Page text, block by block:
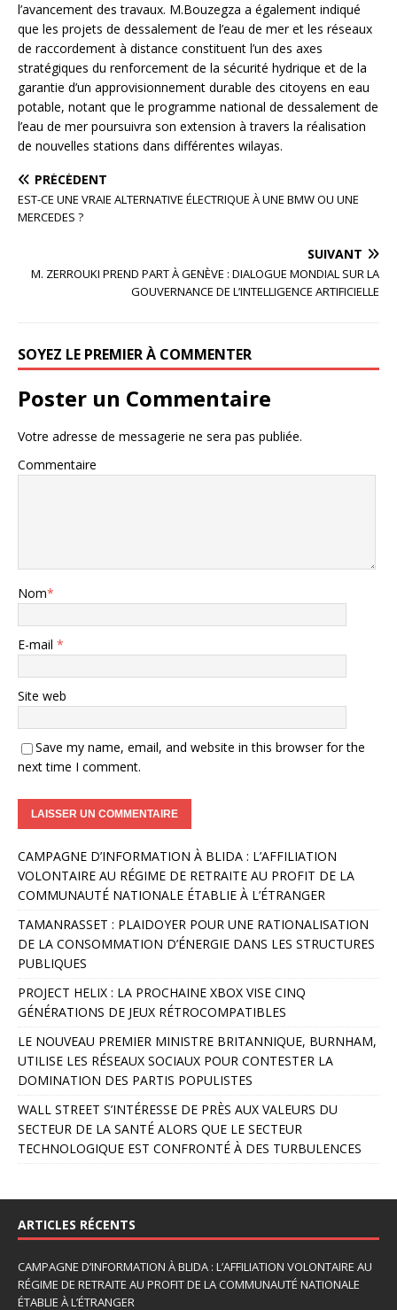
l’avancement des travaux. M.Bouzegza a également indiqué
que les projets de dessalement de l’eau de mer et les réseaux
de raccordement à distance constituent l’un des axes
stratégiques du renforcement de la sécurité hydrique et de la
garantie d’un approvisionnement durable des citoyens en eau
potable, notant que le programme national de dessalement de
l’eau de mer poursuivra son extension à travers la réalisation
de nouvelles stations dans différentes wilayas.
PRÉCÉDENT
EST-CE UNE VRAIE ALTERNATIVE ÉLECTRIQUE À UNE BMW OU UNE
MERCEDES ?
SUIVANT
M. ZERROUKI PREND PART À GENÈVE : DIALOGUE MONDIAL SUR LA
GOUVERNANCE DE L’INTELLIGENCE ARTIFICIELLE
SOYEZ LE PREMIER À COMMENTER
Poster un Commentaire
Votre adresse de messagerie ne sera pas publiée.
Commentaire
Nom*
E-mail *
Site web
Save my name, email, and website in this browser for the
next time I comment.
l
t
e
r
n
a
t
i
v
e
:
CAMPAGNE D’INFORMATION À BLIDA : L’AFFILIATION
VOLONTAIRE AU RÉGIME DE RETRAITE AU PROFIT DE LA
COMMUNAUTÉ NATIONALE ÉTABLIE À L’ÉTRANGER
TAMANRASSET : PLAIDOYER POUR UNE RATIONALISATION
DE LA CONSOMMATION D’ÉNERGIE DANS LES STRUCTURES
PUBLIQUES
PROJECT HELIX : LA PROCHAINE XBOX VISE CINQ
GÉNÉRATIONS DE JEUX RÉTROCOMPATIBLES
LE NOUVEAU PREMIER MINISTRE BRITANNIQUE, BURNHAM,
UTILISE LES RÉSEAUX SOCIAUX POUR CONTESTER LA
DOMINATION DES PARTIS POPULISTES
WALL STREET S’INTÉRESSE DE PRÈS AUX VALEURS DU
SECTEUR DE LA SANTÉ ALORS QUE LE SECTEUR
TECHNOLOGIQUE EST CONFRONTÉ À DES TURBULENCES
ARTICLES RÉCENTS
CAMPAGNE D’INFORMATION À BLIDA : L’AFFILIATION VOLONTAIRE AU
RÉGIME DE RETRAITE AU PROFIT DE LA COMMUNAUTÉ NATIONALE
ÉTABLIE À L’ÉTRANGER